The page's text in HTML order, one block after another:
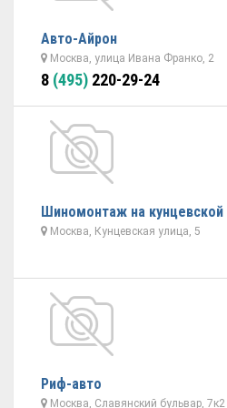
Авто-Айрон
Москва, улица Ивана Франко, 2
8 (495) 220-29-24
Шиномонтаж на кунцевской
Москва, Кунцевская улица, 5
Риф-авто
Москва, Славянский бульвар, 7к2